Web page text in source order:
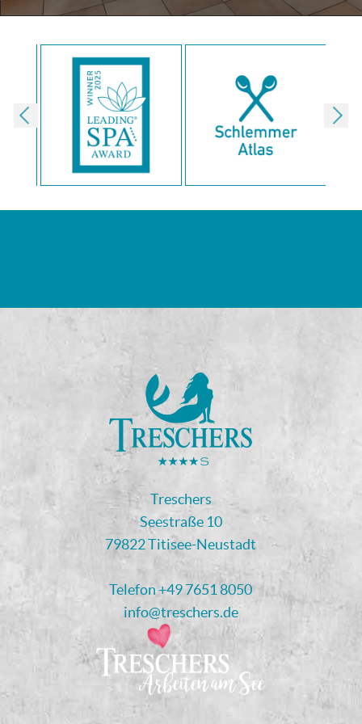
Treschers
Seestraße 10
79822 Titisee-Neustadt
Telefon+49 7651 8050
info@treschers.de